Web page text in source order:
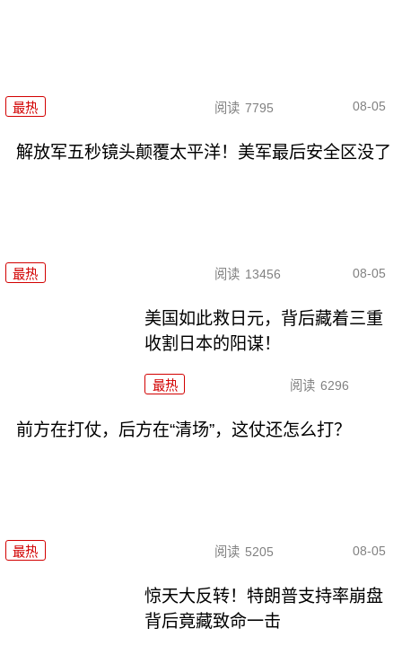
最热 阅读 7795 08-05
解放军五秒镜头颠覆太平洋！美军最后安全区没了
最热 阅读 13456 08-05
美国如此救日元，背后藏着三重
收割日本的阳谋！
最热 阅读 6296
前方在打仗，后方在“清场”，这仗还怎么打？
最热 阅读 5205 08-05
惊天大反转！特朗普支持率崩盘
背后竟藏致命一击